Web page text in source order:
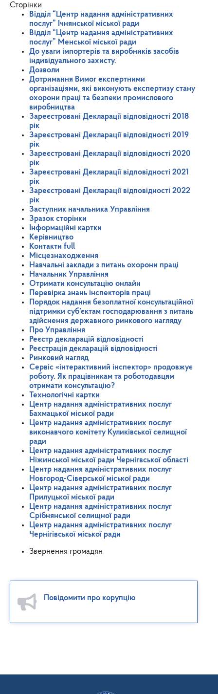
Сторінки
Відділ “Центр надання адміністративних
послуг” Ічнянської міської ради
Відділ “Центр надання адміністративних
послуг” Менської міської ради
До уваги імпортерів та виробників засобів
індивідуального захисту.
Дозволи
Дотримання Вимог експертними
організаціями, які виконують експертизу стану
охорони праці та безпеки промислового
виробництва
Зареєстровані Декларації відповідності 2018
рік
Зареєстровані Декларації відповідності 2019
рік
Зареєстровані Декларації відповідності 2020
рік
Зареєстровані Декларації відповідності 2021
рік
Зареєстровані Декларації відповідності 2022
рік
Заступник начальника Управління
Зразок сторінки
Інформаційні картки
Керівництво
Контакти full
Місцезнаходження
Навчальні заклади з питань охорони праці
Начальник Управління
Отримати консультацію онлайн
Перевірка знань інспекторів праці
Порядок надання безоплатної консультаційної
підтримки суб’єктам господарювання з питань
здійснення державного ринкового нагляду
Про Управління
Реєстр декларацій відповідності
Реєстрація декларацій відповідності
Ринковий нагляд
Сервіс «інтерактивний інспектор» продовжує
роботу. Як працівникам та роботодавцям
отримати консультацію?
Технологічні картки
Центр надання адміністративних послуг
Бахмацької міської ради
Центр надання адміністративних послуг
виконавчого комітету Куликівської селищної
ради
Центр надання адміністративних послуг
Ніжинської міської ради Чернігвської області
Центр надання адміністративних послуг
Новгород-Сіверської міської ради
Центр надання адміністративних послуг
Прилуцької міської ради
Центр надання адміністративних послуг
Срібнянської селищної ради
Центр надання адміністративних послуг
Чернігівської міської ради
Звернення громадян
Повідомити про корупцію